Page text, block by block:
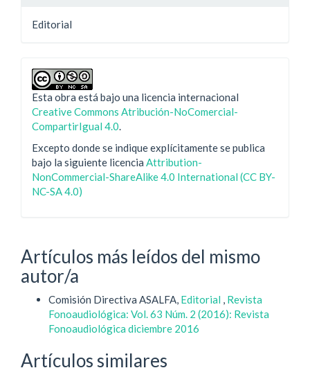
Editorial
Esta obra está bajo una licencia internacional
Creative Commons Atribución-NoComercial-
CompartirIgual 4.0
Excepto donde se indique explícitamente se publica
bajo la siguiente licencia Attribution-
NonCommercial-ShareAlike 4.0 International (CC BY-
NC-SA 4.0)
Artículos más leídos del mismo
autor/a
Comisión Directiva ASALFA, Editorial , Revista
Fonoaudiológica: Vol. 63 Núm. 2 (2016): Revista
Fonoaudiológica diciembre 2016
Artículos similares